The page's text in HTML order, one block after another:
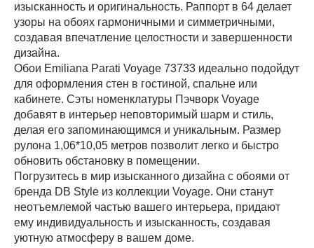
изысканность и оригинальность. Раппорт в 64 делает
узоры на обоях гармоничными и симметричными,
создавая впечатление целостности и завершенности
дизайна.
Обои Emiliana Parati Voyage 73733 идеально подойдут
для оформления стен в гостиной, спальне или
кабинете. Сэты номенклатуры Пэчворк Voyage
добавят в интерьер неповторимый шарм и стиль,
делая его запоминающимся и уникальным. Размер
рулона 1,06*10,05 метров позволит легко и быстро
обновить обстановку в помещении.
Погрузитесь в мир изысканного дизайна с обоями от
бренда DB Style из коллекции Voyage. Они станут
неотъемлемой частью вашего интерьера, придают
ему индивидуальность и изысканность, создавая
уютную атмосферу в вашем доме.